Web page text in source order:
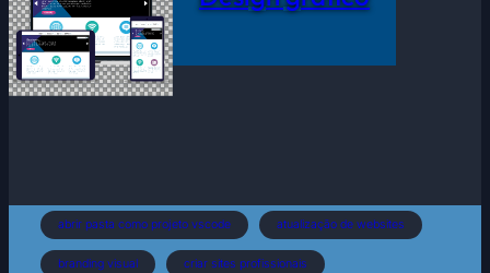
abrir pasta como projeto vscode atualização de websites
branding visual criar sites profissionais